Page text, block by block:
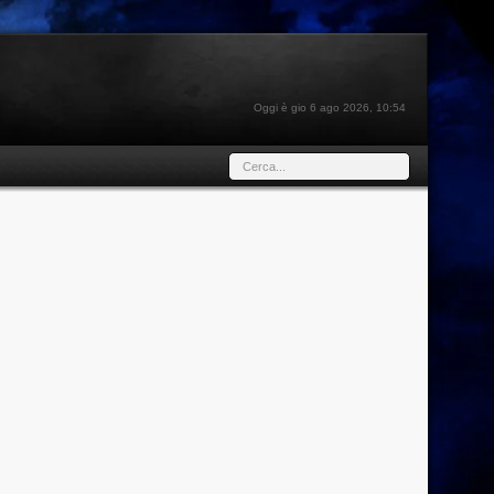
Oggi è gio 6 ago 2026, 10:54